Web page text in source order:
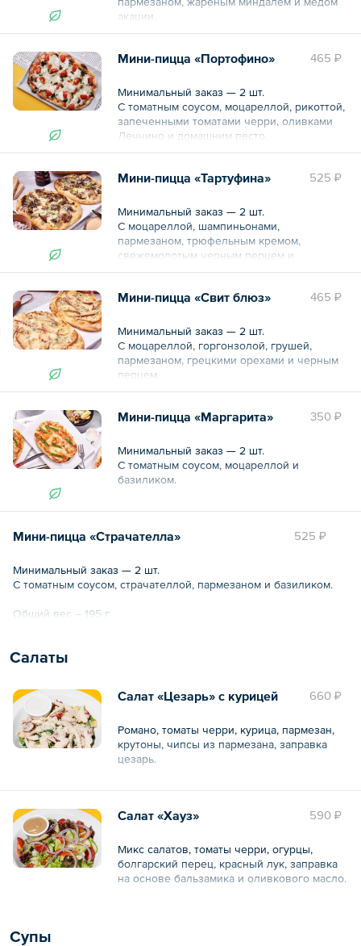
акации.
465 ₽
Мини-пицца «Портофино»
Минимальный заказ — 2 шт.
С томатным соусом, моцареллой, рикоттой,
запеченными томатами черри, оливками
Леччино и домашним песто.
525 ₽
Мини-пицца «Тартуфина»
Минимальный заказ — 2 шт.
С моцареллой, шампиньонами,
пармезаном, трюфельным кремом,
свежемолотым черным перцем и
петрушкой.
Общий вес – 190 г 465 ₽
Мини-пицца «Свит блюз»
Минимальный заказ — 2 шт.
С моцареллой, горгонзолой, грушей,
пармезаном, грецкими орехами и черным
перцем.
350 ₽
Мини-пицца «Маргарита»
Минимальный заказ — 2 шт.
С томатным соусом, моцареллой и
базиликом.
Общий вес – 177 г
525 ₽
Мини-пицца «Страчателла»
Минимальный заказ — 2 шт.
С томатным соусом, страчателлой, пармезаном и базиликом.
Общий вес – 195 г
Cалаты
660 ₽
Салат «Цезарь» с курицей
Романо, томаты черри, курица, пармезан,
крутоны, чипсы из пармезана, заправка
цезарь.
Общий вес – 220 г
590 ₽
Салат «Хауз»
Микс салатов, томаты черри, огурцы,
болгарский перец, красный лук, заправка
на основе бальзамика и оливкового масло.
Супы